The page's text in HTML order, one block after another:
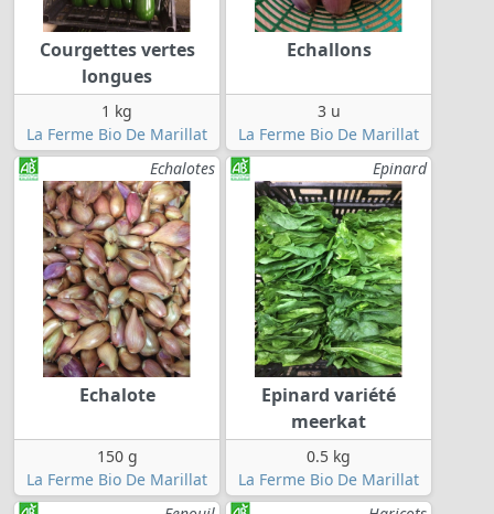
Courgettes vertes
longues
1 kg
La Ferme Bio De Marillat
Echallons
3 u
La Ferme Bio De Marillat
Echalotes
Echalote
150 g
La Ferme Bio De Marillat
Epinard
Epinard variété
meerkat
0.5 kg
La Ferme Bio De Marillat